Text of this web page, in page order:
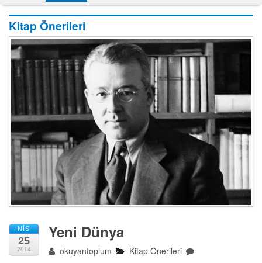
Kitap Önerileri
NIS
25
2014
Yeni Dünya
okuyantoplum Kitap Önerileri